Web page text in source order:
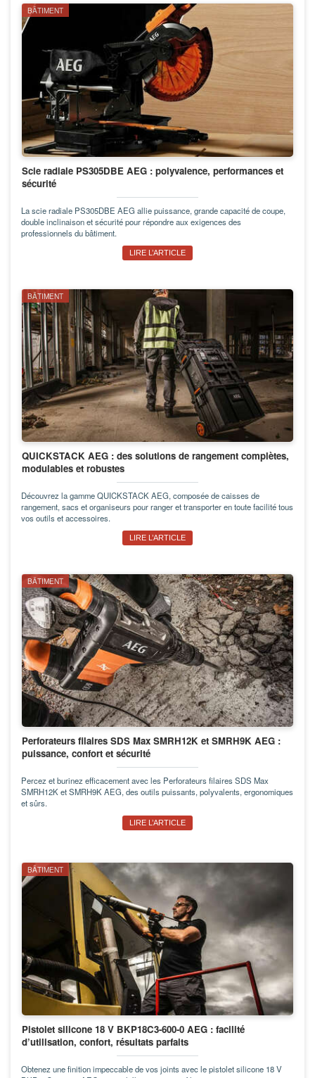
BÂTIMENT
Scie radiale PS305DBE AEG : polyvalence, performances et
sécurité
La scie radiale PS305DBE AEG allie puissance, grande capacité de coupe,
double inclinaison et sécurité pour répondre aux exigences des
professionnels du bâtiment.
LIRE L’ARTICLE
BÂTIMENT
QUICKSTACK AEG : des solutions de rangement complètes,
modulables et robustes
Découvrez la gamme QUICKSTACK AEG, composée de caisses de
rangement, sacs et organiseurs pour ranger et transporter en toute facilité tous
vos outils et accessoires.
LIRE L’ARTICLE
BÂTIMENT
Perforateurs filaires SDS Max SMRH12K et SMRH9K AEG :
puissance, confort et sécurité
Percez et burinez efficacement avec les Perforateurs filaires SDS Max
SMRH12K et SMRH9K AEG, des outils puissants, polyvalents, ergonomiques
et sûrs.
LIRE L’ARTICLE
BÂTIMENT
Pistolet silicone 18 V BKP18C3-600-0 AEG : facilité
d’utilisation, confort, résultats parfaits
Obtenez une finition impeccable de vos joints avec le pistolet silicone 18 V